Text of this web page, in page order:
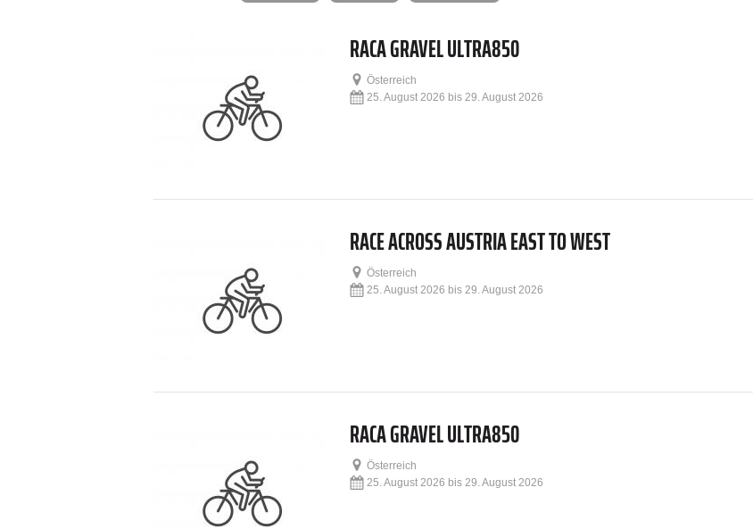
RACA GRAVEL ULTRA850
Österreich
25. August 2026 bis 29. August 2026
RACE ACROSS AUSTRIA EAST TO WEST
Österreich
25. August 2026 bis 29. August 2026
RACA GRAVEL ULTRA850
Österreich
25. August 2026 bis 29. August 2026